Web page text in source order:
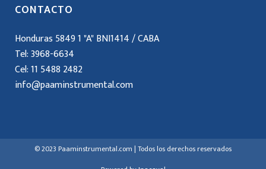
CONTACTO
Honduras 5849 1 "A" BNI1414 / CABA
Tel: 3968-6634
Cel:11 5488 2482
info@paaminstrumental.com
© 2023 Paaminstrumental.com | Todos los derechos reservados